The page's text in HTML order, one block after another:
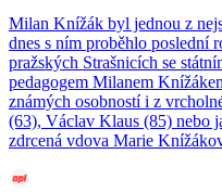
Milan Knížák byl jednou z
dnes s ním proběhlo poslední
pražských Strašnicích se
pedagogem Milanem
známých osobností i z
(63), Václav Klaus (85) nebo
zdrcená vdova Marie